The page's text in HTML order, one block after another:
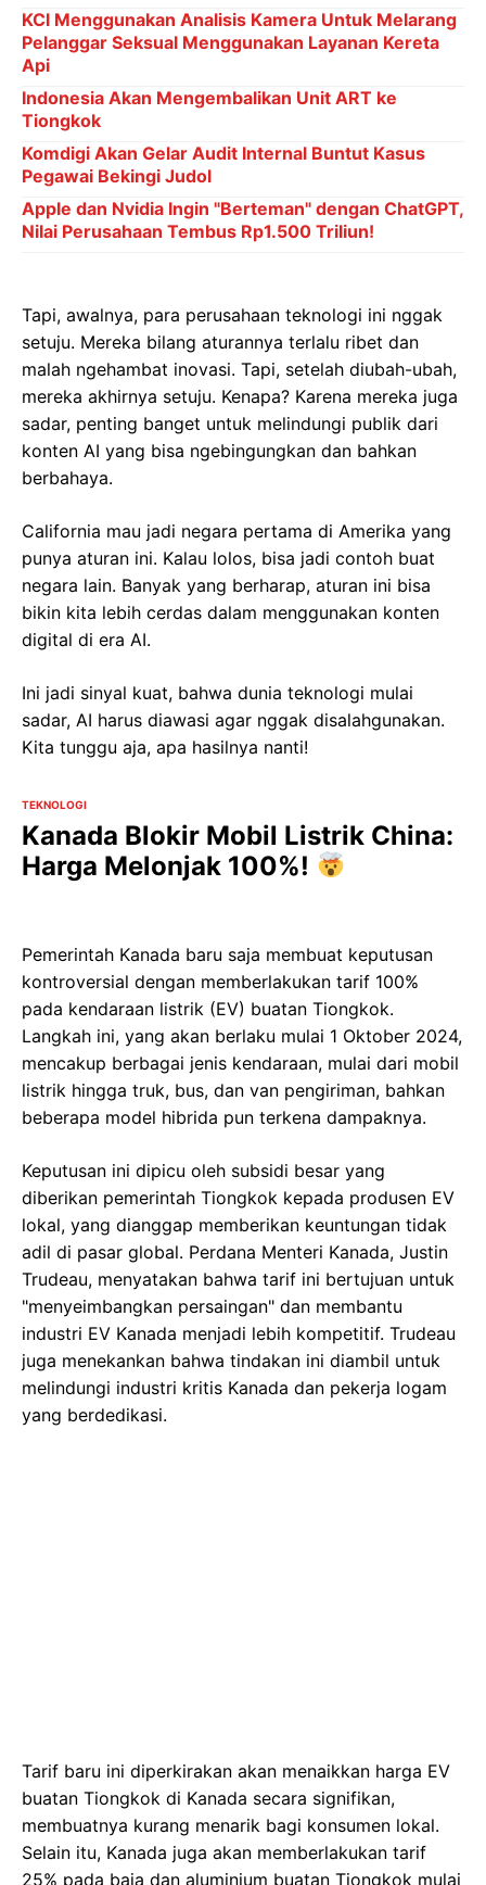
KCl Menggunakan Analisis Kamera Untuk Melarang
Pelanggar Seksual Menggunakan Layanan Kereta
Api
Indonesia Akan Mengembalikan Unit ART ke
Tiongkok
Komdigi Akan Gelar Audit Internal Buntut Kasus
Pegawai Bekingi Judol
Apple dan Nvidia Ingin "Berteman" dengan ChatGPT,
Nilai Perusahaan Tembus Rp1.500 Triliun!
Tapi, awalnya, para perusahaan teknologi ini nggak
setuju. Mereka bilang aturannya terlalu ribet dan
malah ngehambat inovasi. Tapi, setelah diubah-ubah,
mereka akhirnya setuju. Kenapa? Karena mereka juga
sadar, penting banget untuk melindungi publik dari
konten AI yang bisa ngebingungkan dan bahkan
berbahaya.
California mau jadi negara pertama di Amerika yang
punya aturan ini. Kalau lolos, bisa jadi contoh buat
negara lain. Banyak yang berharap, aturan ini bisa
bikin kita lebih cerdas dalam menggunakan konten
digital di era AI.
Ini jadi sinyal kuat, bahwa dunia teknologi mulai
sadar, AI harus diawasi agar nggak disalahgunakan.
Kita tunggu aja, apa hasilnya nanti!
TEKNOLOGI
Kanada Blokir Mobil Listrik China:
Harga Melonjak 100%!
Pemerintah Kanada baru saja membuat keputusan
kontroversial dengan memberlakukan tarif 100%
pada kendaraan listrik (EV) buatan Tiongkok.
Langkah ini, yang akan berlaku mulai 1 Oktober 2024,
mencakup berbagai jenis kendaraan, mulai dari mobil
listrik hingga truk, bus, dan van pengiriman, bahkan
beberapa model hibrida pun terkena dampaknya.
Keputusan ini dipicu oleh subsidi besar yang
diberikan pemerintah Tiongkok kepada produsen EV
lokal, yang dianggap memberikan keuntungan tidak
adil di pasar global. Perdana Menteri Kanada, Justin
Trudeau, menyatakan bahwa tarif ini bertujuan untuk
"menyeimbangkan persaingan" dan membantu
industri EV Kanada menjadi lebih kompetitif. Trudeau
juga menekankan bahwa tindakan ini diambil untuk
melindungi industri kritis Kanada dan pekerja logam
yang berdedikasi.
Tarif baru ini diperkirakan akan menaikkan harga EV
buatan Tiongkok di Kanada secara signifikan,
membuatnya kurang menarik bagi konsumen lokal.
Selain itu, Kanada juga akan memberlakukan tarif
25% pada baja dan aluminium buatan Tiongkok mulai